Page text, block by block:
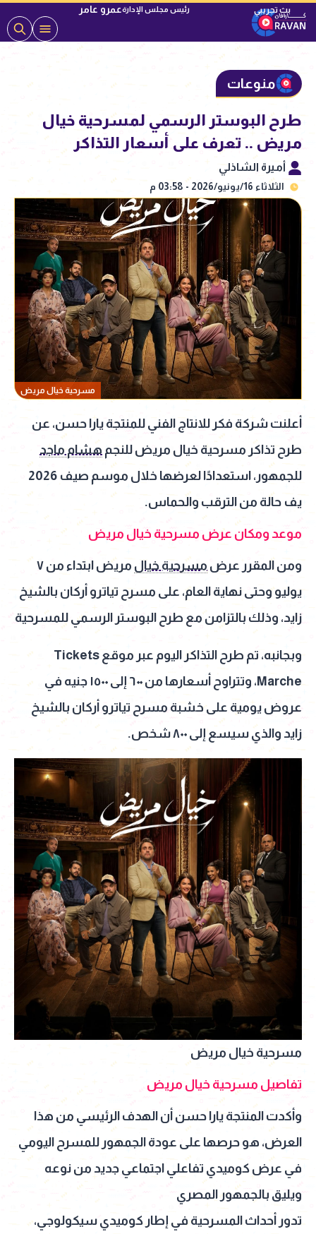
رئيس مجلس الإدارةعمرو عامر
منوعات
طرح البوستر الرسمي لمسرحية خيال
مريض .. تعرف على أسعار التذاكر
أميرة الشاذلي
الثلاثاء 16/يونيو/2026 - 03:58 م
مسرحية خيال مريض
أعلنت شركة فكر للانتاج الفني للمنتجة يارا حسن، عن
طرح تذاكر مسرحية خيال مريض للنجم هشام ماجد
للجمهور، استعدادًا لعرضها خلال موسم صيف 2026
يف حالة من الترقب والحماس.
موعد ومكان عرض مسرحية خيال مريض
ومن المقرر عرض مسرحية خيال
مريض ابتداء من ٧
يوليو وحتى نهاية العام، على مسرح تياترو أركان بالشيخ
زايد، وذلك بالتزامن مع طرح البوستر الرسمي للمسرحية
وبجانبه، تم طرح التذاكر اليوم عبر موقع Tickets
Marche، وتتراوح أسعارها من ٦٠٠ إلى ١٥٠٠ جنيه في
عروض يومية على خشبة مسرح تياترو أركان بالشيخ
زايد والذي سيسع إلى ٨٠٠ شخص.
مسرحية خيال مريض
تفاصيل مسرحية خيال مريض
وأكدت المنتجة يارا حسن أن الهدف الرئيسي من هذا
العرض، هو حرصها على عودة الجمهور للمسرح اليومي
في عرض كوميدي تفاعلي اجتماعي جديد من نوعه
ويليق بالجمهور المصري
تدور أحداث المسرحية في إطار كوميدي سيكولوجي،